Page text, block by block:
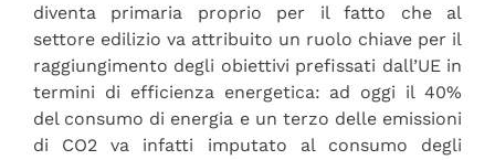
diventa primaria proprio per il fatto che al
settore edilizio va attribuito un ruolo chiave per il
raggiungimento degli obiettivi prefissati dall’UE in
termini di efficienza energetica: ad oggi il 40%
del consumo di energia e un terzo delle emissioni
di CO2 va infatti imputato al consumo degli